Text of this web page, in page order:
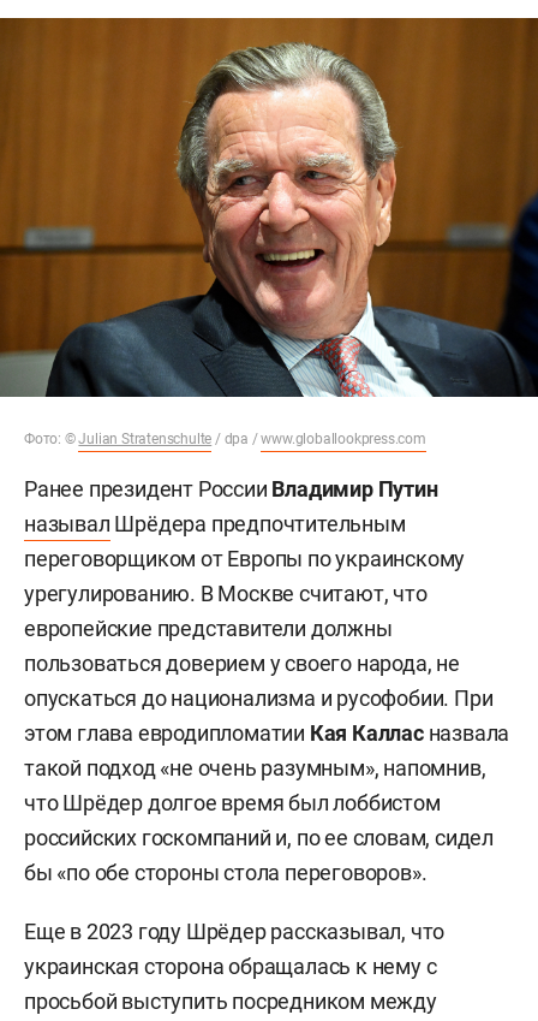
Фото: ©Julian Stratenschulte / dpa /www.globallookpress.com
Ранее президент России Владимир Путин
называл Шрёдера предпочтительным
переговорщиком от Европы по украинскому
урегулированию. В Москве считают, что
европейские представители должны
пользоваться доверием у своего народа, не
опускаться до национализма и русофобии. При
этом глава евродипломатии Кая Калласназвала
такой подход «не очень разумным», напомнив,
что Шрёдер долгое время был лоббистом
российских госкомпаний и, по ее словам, сидел
бы «по обе стороны стола переговоров».
Еще в 2023 году Шрёдер рассказывал, что
украинская сторона обращалась к нему с
просьбой выступить посредником между